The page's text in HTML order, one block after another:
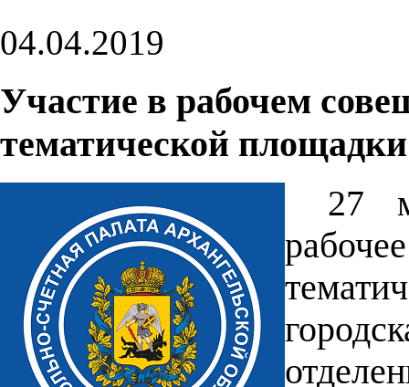
04.04.2019
Участие в рабочем
тематической
27